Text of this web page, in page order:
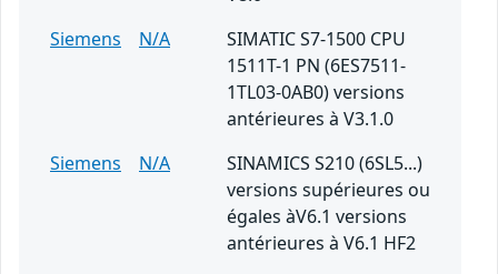
Siemens
N/A
SIMATIC S7-1500 CPU
1511T-1 PN (6ES7511-
1TL03-0AB0) versions
antérieures à V3.1.0
Siemens
N/A
SINAMICS S210 (6SL5...)
versions supérieures ou
égales àV6.1 versions
antérieures à V6.1 HF2